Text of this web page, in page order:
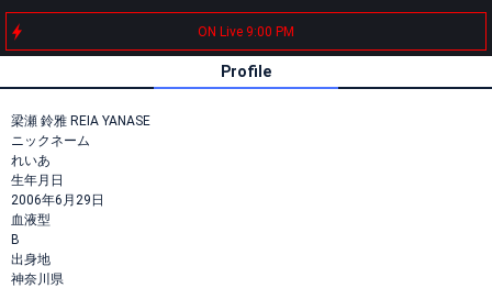
ON Live 9:00 PM
Profile
梁瀬 鈴雅 REIA YANASE
ニックネーム
れいあ
生年月日
2006年6月29日
血液型
B
出身地
神奈川県